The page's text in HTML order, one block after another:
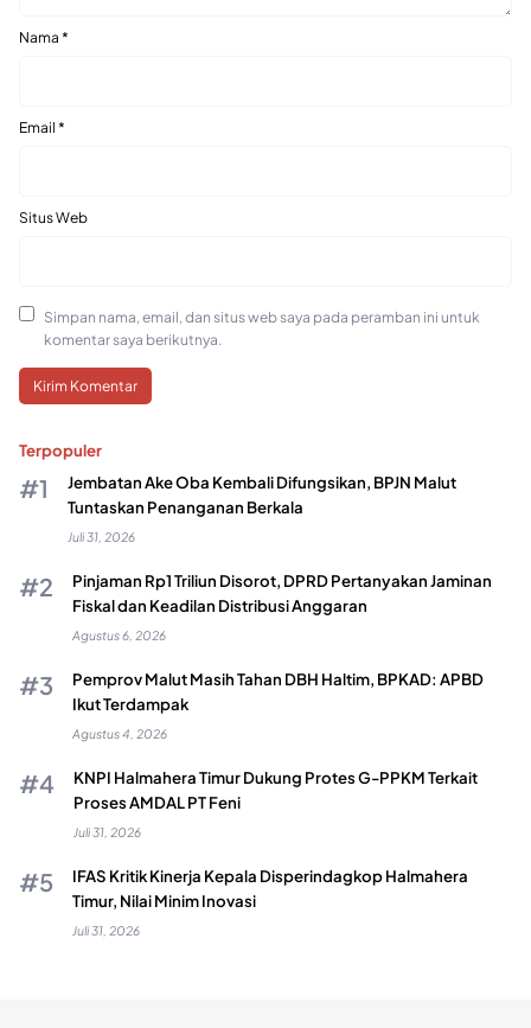
Nama *
Email *
Situs Web
Simpan nama, email, dan situs web saya pada peramban ini untuk
komentar saya berikutnya.
Terpopuler
Jembatan Ake Oba Kembali Difungsikan, BPJN Malut
Tuntaskan Penanganan Berkala
Juli 31, 2026
Pinjaman Rp1 Triliun Disorot, DPRD Pertanyakan Jaminan
Fiskal dan Keadilan Distribusi Anggaran
Agustus 6, 2026
Pemprov Malut Masih Tahan DBH Haltim, BPKAD: APBD
Ikut Terdampak
Agustus 4, 2026
KNPI Halmahera Timur Dukung Protes G-PPKM Terkait
Proses AMDAL PT Feni
Juli 31, 2026
IFAS Kritik Kinerja Kepala Disperindagkop Halmahera
Timur, Nilai Minim Inovasi
Juli 31, 2026